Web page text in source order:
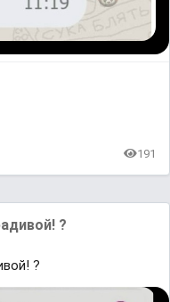
191
?
?